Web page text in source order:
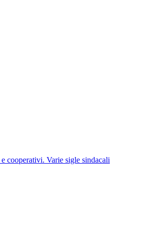
cooperativi. Varie sigle sindacali